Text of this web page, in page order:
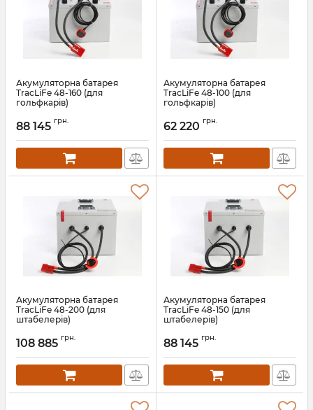
Акумуляторна батарея
TracLiFe 48-160 (для
гольфкарів)
88 145 грн.
Акумуляторна батарея
TracLiFe 48-100 (для
гольфкарів)
62 220 грн.
Акумуляторна батарея
TracLiFe 48-200 (для
штабелерів)
108 885 грн.
Акумуляторна батарея
TracLiFe 48-150 (для
штабелерів)
88 145 грн.